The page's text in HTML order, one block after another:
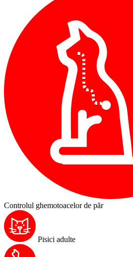
Controlul ghemotoacelor de păr
Pisici adulte